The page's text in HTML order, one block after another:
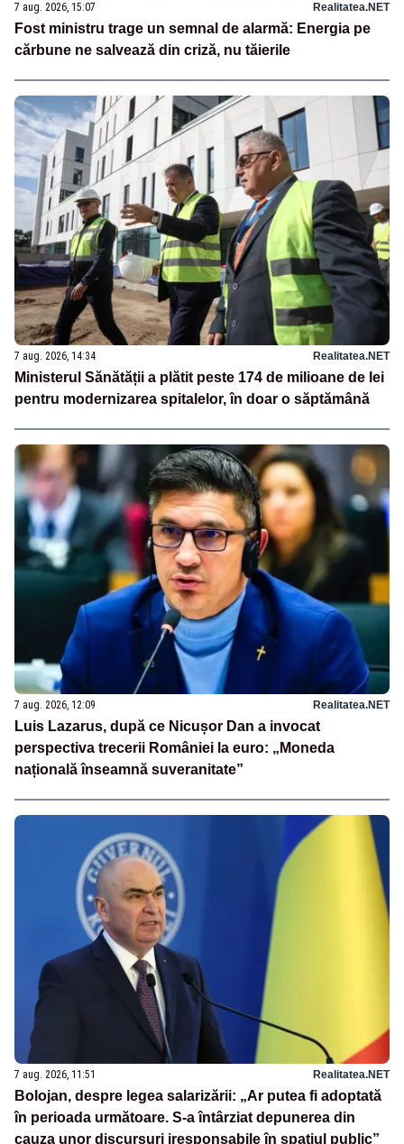
7 aug. 2026, 15:07 Realitatea.NET
Fost ministru trage un semnal de alarmă: Energia pe
cărbune ne salvează din criză, nu tăierile
7 aug. 2026, 14:34 Realitatea.NET
Ministerul Sănătății a plătit peste 174 de milioane de lei
pentru modernizarea spitalelor, în doar o săptămână
7 aug. 2026, 12:09 Realitatea.NET
Luis Lazarus, după ce Nicușor Dan a invocat
perspectiva trecerii României la euro: „Moneda
națională înseamnă suveranitate”
7 aug. 2026, 11:51 Realitatea.NET
Bolojan, despre legea salarizării: „Ar putea fi adoptată
în perioada următoare. S-a întârziat depunerea din
cauza unor discursuri iresponsabile în spaţiul public”